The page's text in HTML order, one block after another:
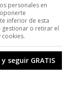
viejos amigos
& Parser
sí. Todo el
personales en
inferior de esta
gestionar o retirar el
seguir GRATIS